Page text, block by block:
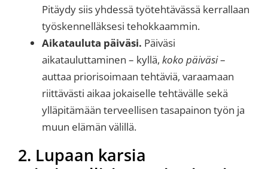
Pitäydy siis yhdessä työtehtävässä kerrallaan
työskennelläksesi tehokkaammin.
Aikatauluta päiväsi. Päiväsi
aikatauluttaminen – kyllä, koko päiväsi–
auttaa priorisoimaan tehtäviä, varaamaan
riittävästi aikaa jokaiselle tehtävälle sekä
ylläpitämään terveellisen tasapainon työn ja
muun elämän välillä.
2. Lupaan karsia